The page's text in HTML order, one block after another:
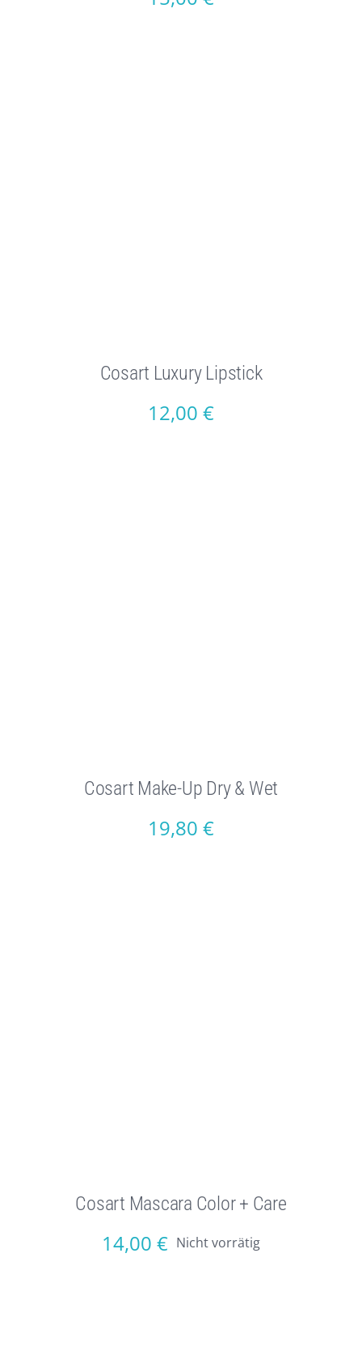
Cosart Luxury Lipstick
12,00 €
Cosart Make-Up Dry & Wet
19,80 €
Cosart Mascara Color + Care
14,00 € Nicht vorrätig